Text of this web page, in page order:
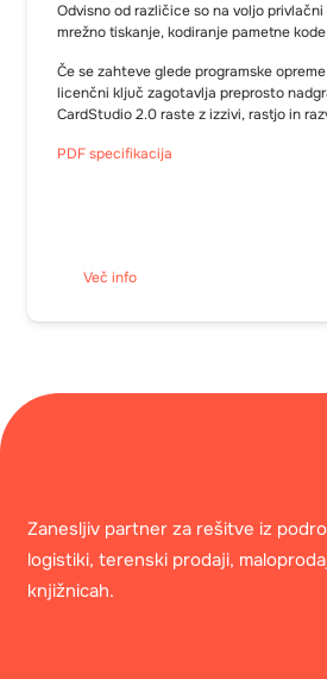
Odvisno od različice so na voljo
mrežno tiskanje, kodiranje pametne
Če se zahteve glede programske
licenčni ključ zagotavlja preprosto
CardStudio 2.0 raste z izzivi, rastjo in
PDF specifikacija
Več info
Zanesljiv partner za rešitve iz
logistiki, terenski prodaji,
knjižnicah.